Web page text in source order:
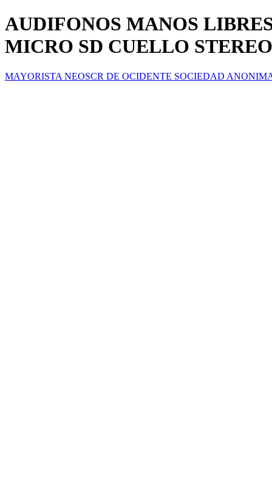
AUDIFONOS MANOS
MICRO SD CUELLO
MAYORISTA NEOSCR DE OCIDENTE SOCIEDAD